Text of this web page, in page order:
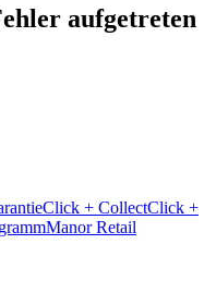
aufgetreten
Click + CollectClick +
Manor Retail